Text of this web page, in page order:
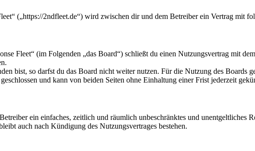
(„https://2ndfleet.de“) wird zwischen dir und dem Betreiber ein Vertrag mit
Fleet“ (im Folgenden „das Board“) schließt du einen Nutzungsvertrag mit
bist, so darfst du das Board nicht weiter nutzen. Für die Nutzung des Boards
und kann von beiden Seiten ohne Einhaltung einer Frist jederzeit
ein einfaches, zeitlich und räumlich unbeschränktes und unentgeltliches
auch nach Kündigung des Nutzungsvertrages bestehen.